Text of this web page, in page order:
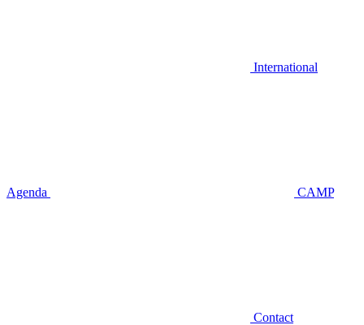
International
Agenda CAMP
Contact